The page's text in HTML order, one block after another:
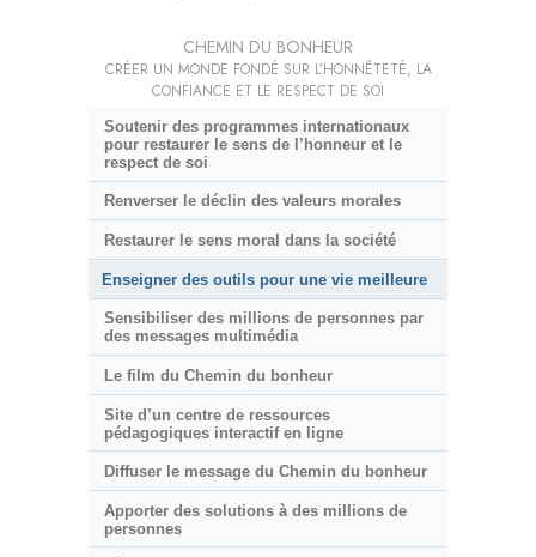
CHEMIN DU BONHEUR
CRÉER UN MONDE FONDÉ SUR L’HONNÊTETÉ, LA
CONFIANCE ET LE RESPECT DE SOI
Soutenir des programmes internationaux
pour restaurer le sens de l’honneur et le
respect de soi
Renverser le déclin des valeurs morales
Restaurer le sens moral dans la société
Enseigner des outils pour une vie meilleure
Sensibiliser des millions de personnes par
des messages multimédia
Le film du Chemin du bonheur
Site d’un centre de ressources
pédagogiques interactif en ligne
Diffuser le message du Chemin du bonheur
Apporter des solutions à des millions de
personnes